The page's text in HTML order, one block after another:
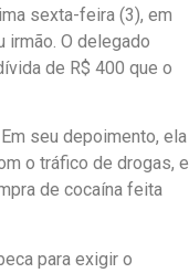
sexta-feira (3), em
irmão. O delegado
de R$ 400 que o
seu depoimento, ela
o tráfico de drogas, e
de cocaína feita
para exigir o